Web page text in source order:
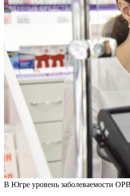
В Югре уровень заболеваемости